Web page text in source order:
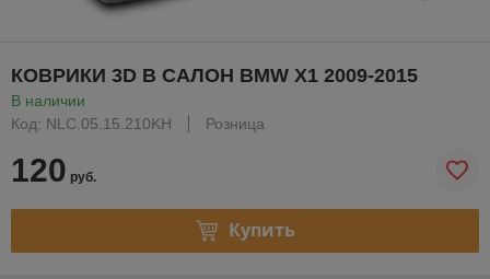
КОВРИКИ 3D В САЛОН BMW X1 2009-2015
В наличии
Код: NLC.05.15.210KH
Розница
120 руб.
Купить